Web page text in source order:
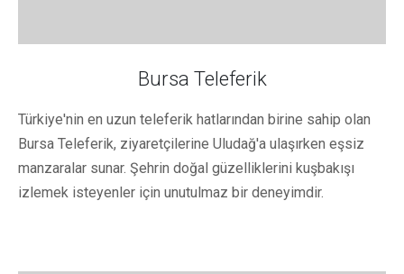
Bursa Teleferik
Türkiye'nin en uzun teleferik hatlarından birine sahip olan
Bursa Teleferik, ziyaretçilerine Uludağ'a ulaşırken eşsiz
manzaralar sunar. Şehrin doğal güzelliklerini kuşbakışı
izlemek isteyenler için unutulmaz bir deneyimdir.